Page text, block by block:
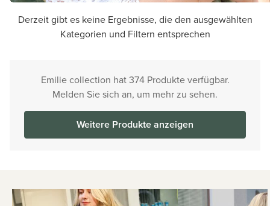
Derzeit gibt es keine Ergebnisse, die den ausgewählten
Kategorien und Filtern entsprechen
Emilie collection hat 374 Produkte verfügbar.
Melden Sie sich an, um mehr zu sehen.
Weitere Produkte anzeigen